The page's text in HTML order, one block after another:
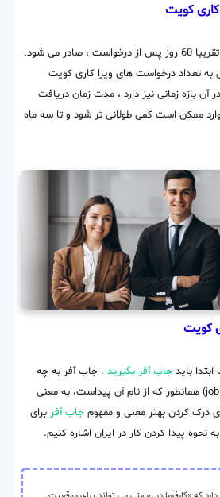
کویت
درخواست ویزا کاری کویت تقریبا 60 روز پس از درخواست ، صادر می شود.
به تعداد درخواست های ویزا کاری کویت
آن بازه زمانی نیز دارد ، مدت زمان دریافت
ممکن است کمی طولانی تر شود و تا سه ماه
کویت
باید جاب آفر بگیرید . جاب آفر به چه
معناست؟ جاب آفر (job offer) همانطور که از نام آن پیداست، به معنی
درک کردن بهتر معنی و مفهوم جاب آفر برای
نحوه پیدا کردن کار در ایران اشاره کنیم.